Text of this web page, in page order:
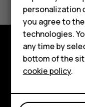
Phones
HMD
For
Tablets
Yes No
Explore
Planet and people
personalization
you agree to
technologies.
any time by
bottom of the
cookie policy.